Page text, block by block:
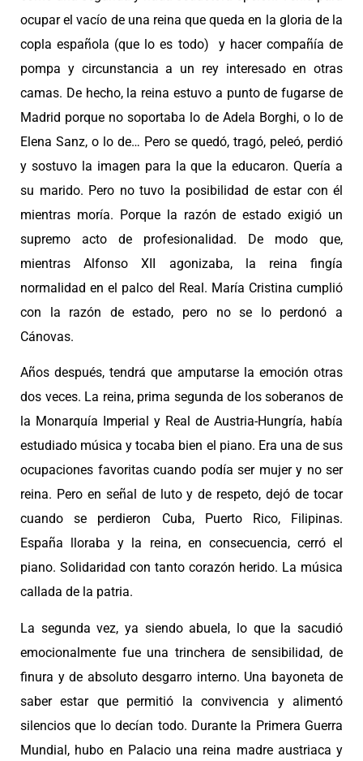
ocupar el vacío de una reina que queda en la gloria de la
copla española (que lo es todo) y hacer compañía de
pompa y circunstancia a un rey interesado en otras
camas. De hecho, la reina estuvo a punto de fugarse de
Madrid porque no soportaba lo de Adela Borghi, o lo de
Elena Sanz, o lo de… Pero se quedó, tragó, peleó, perdió
y sostuvo la imagen para la que la educaron. Quería a
su marido. Pero no tuvo la posibilidad de estar con él
mientras moría. Porque la razón de estado exigió un
supremo acto de profesionalidad. De modo que,
mientras Alfonso XII agonizaba, la reina fingía
normalidad en el palco del Real. María Cristina cumplió
con la razón de estado, pero no se lo perdonó a
Cánovas.
Años después, tendrá que amputarse la emoción otras
dos veces. La reina, prima segunda de los soberanos de
la Monarquía Imperial y Real de Austria-Hungría, había
estudiado música y tocaba bien el piano. Era una de sus
ocupaciones favoritas cuando podía ser mujer y no ser
reina. Pero en señal de luto y de respeto, dejó de tocar
cuando se perdieron Cuba, Puerto Rico, Filipinas.
España lloraba y la reina, en consecuencia, cerró el
piano. Solidaridad con tanto corazón herido. La música
callada de la patria.
La segunda vez, ya siendo abuela, lo que la sacudió
emocionalmente fue una trinchera de sensibilidad, de
finura y de absoluto desgarro interno. Una bayoneta de
saber estar que permitió la convivencia y alimentó
silencios que lo decían todo. Durante la Primera Guerra
Mundial, hubo en Palacio una reina madre austriaca y